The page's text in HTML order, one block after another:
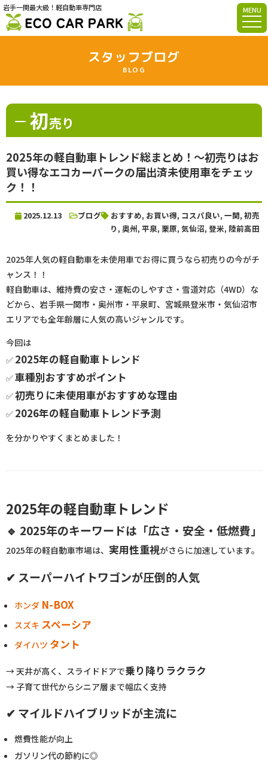
岩手一関最大級！軽自動車専門店 MENU
スタッフブログ
BLOG
初売り
2025年の軽自動車トレンド総まとめ！～初売りはお
買い得なエコカーパークの届出済未使用車をチェッ
ク！！
2025.12.13 ブログ おすすめ, お買い得, コスパ良い, 一関, 初売
り , 奥州, 平泉, 栗原, 気仙沼, 登米, 陸前高田
2025年人気の軽自動車を未使用車でお得に買うなら初売りの今がチ
ャンス！！
軽自動車は、維持費の安さ・運転のしやすさ・雪道対応（4WD）な
どから、岩手県一関市・奥州市・平泉町、宮城県登米市・気仙沼市
エリアでも全年齢層に人気の高いジャンルです。
今回は
✅ 2025年の軽自動車トレンド
✅車種別おすすめポイント
✅初売りに未使用車がおすすめな理由
✅ 2026年の軽自動車トレンド予測
を分かりやすくまとめました！
2025年の軽自動車トレンド
🔹 2025年のキーワードは「広さ・安全・低燃費」
2025年の軽自動車市場は、 実用性重視がさらに加速しています。
✔ スーパーハイトワゴンが圧倒的人気
ホンダ N-BOX
スズキ スペーシア
ダイハツ タント
→ 天井が高く、スライドドアで乗り降りラクラク
→ 子育て世代からシニア層まで幅広く支持
✔ マイルドハイブリッドが主流に
燃費性能が向上
ガソリン代の節約に◎